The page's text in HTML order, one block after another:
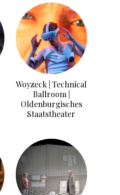
Woyzeck | Technical
Ballroom |
Oldenburgisches
Staatstheater